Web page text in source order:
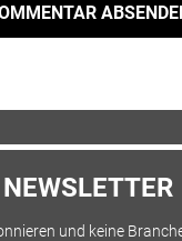
NEWSLETTER
und keine